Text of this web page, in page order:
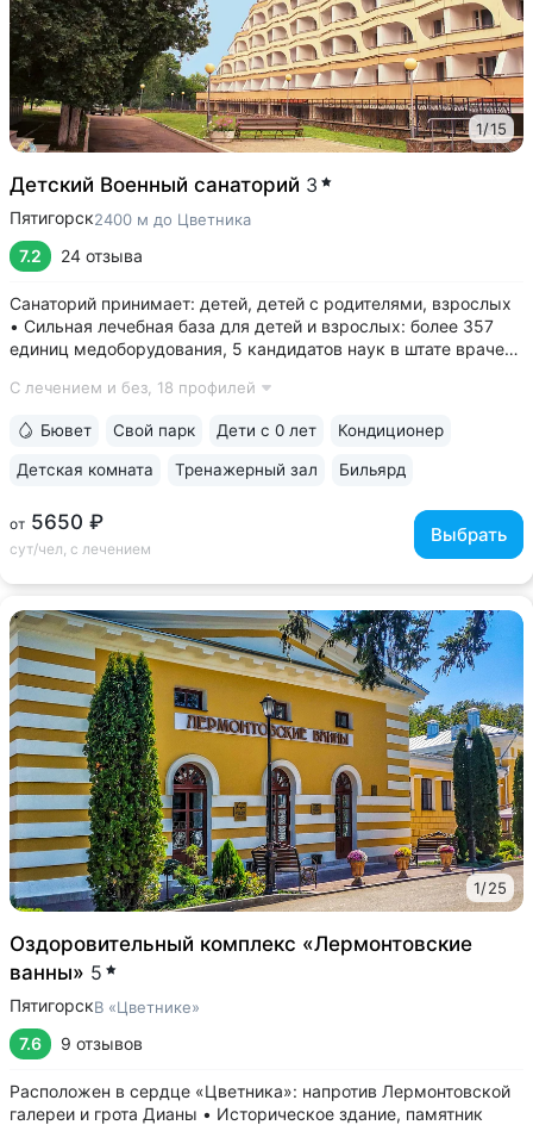
1/15
Детский Военный санаторий 3
Пятигорск2400 м до Цветника
7.2 24 отзыва
Санаторий принимает: детей, детей с родителями, взрослых
• Сильная лечебная база для детей и взрослых: более 357
единиц медоборудования, 5 кандидатов наук в штате врачей,
«Лучшая здравница для семейного отдыха — 2023» •
С лечением и без, 18 профилей
от 5650 ₽
сут/чел, с лечением
Выбрать
Бювет Свой парк Дети с 0 лет Кондиционер
Детская комната Тренажерный зал Бильярд
1/25
Оздоровительный комплекс «Лермонтовские
ванны» 5
ПятигорскВ «Цветнике»
7.6 9 отзывов
Расположен в сердце «Цветника»: напротив Лермонтовской
галереи и грота Дианы • Историческое здание, памятник